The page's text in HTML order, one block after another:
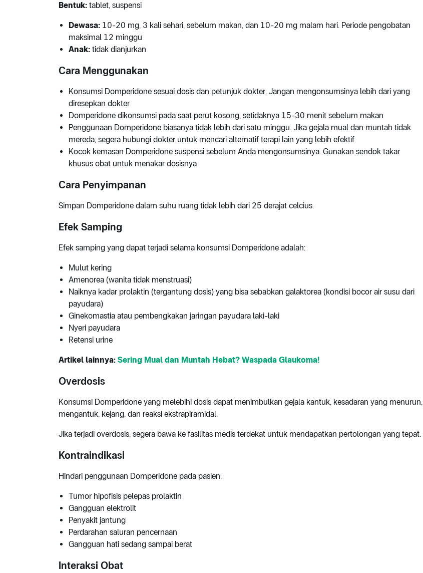
Bentuk: tablet, suspensi
Dewasa: 10-20 mg, 3 kali sehari, sebelum makan, dan 10-20 mg malam hari. Periode pengobatan
maksimal 12 minggu
Anak: tidak dianjurkan
Cara Menggunakan
Konsumsi Domperidone sesuai dosis dan petunjuk dokter. Jangan mengonsumsinya lebih dari yang
diresepkan dokter
Domperidone dikonsumsi pada saat perut kosong, setidaknya 15-30 menit sebelum makan
Penggunaan Domperidone biasanya tidak lebih dari satu minggu. Jika gejala mual dan muntah tidak
mereda, segera hubungi dokter untuk mencari alternatif terapi lain yang lebih efektif
Kocok kemasan Domperidone suspensi sebelum Anda mengonsumsinya. Gunakan sendok takar
khusus obat untuk menakar dosisnya
Cara Penyimpanan
Simpan Domperidone dalam suhu ruang tidak lebih dari 25 derajat celcius.
Efek Samping
Efek samping yang dapat terjadi selama konsumsi Domperidone adalah:
Mulut kering
Amenorea (wanita tidak menstruasi)
Naiknya kadar prolaktin (tergantung dosis) yang bisa sebabkan galaktorea (kondisi bocor air susu dari
payudara)
Ginekomastia atau pembengkakan jaringan payudara laki-laki
Nyeri payudara
Retensi urine
Artikel lainnya: Sering Mual dan Muntah Hebat? Waspada Glaukoma!
Overdosis
Konsumsi Domperidone yang melebihi dosis dapat menimbulkan gejala kantuk, kesadaran yang menurun,
mengantuk, kejang, dan reaksi ekstrapiramidal.
Jika terjadi overdosis, segera bawa ke fasilitas medis terdekat untuk mendapatkan pertolongan yang tepat.
Kontraindikasi
Hindari penggunaan Domperidone pada pasien:
Tumor hipofisis pelepas prolaktin
Gangguan elektrolit
Penyakit jantung
Perdarahan saluran pencernaan
Gangguan hati sedang sampai berat
Interaksi Obat